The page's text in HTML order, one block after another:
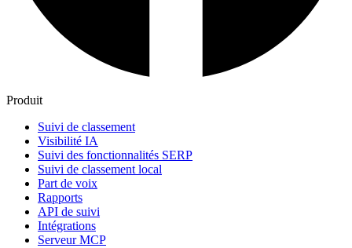
Produit
Suivi de classement
Visibilité IA
Suivi des fonctionnalités SERP
Suivi de classement local
Part de voix
Rapports
API de suivi
Intégrations
Serveur MCP